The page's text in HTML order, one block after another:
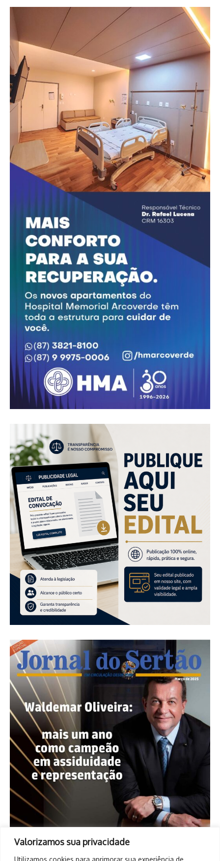
Valorizamos sua privacidade
Utilizamos cookies para aprimorar sua experiência de